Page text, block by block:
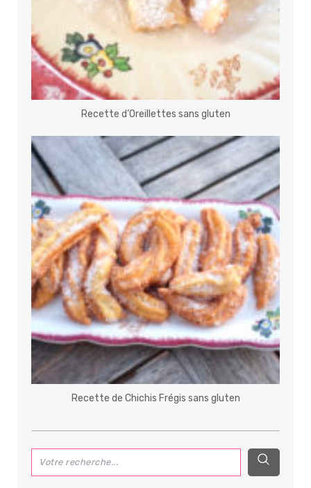
Recette d’Oreillettes sans gluten
Recette de Chichis Frégis sans gluten